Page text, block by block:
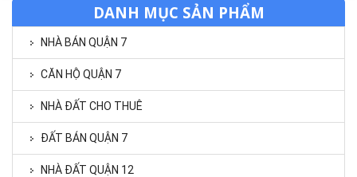
DANH MỤC SẢN PHẨM
NHÀ BÁN QUẬN 7
CĂN HỘ QUẬN 7
NHÀ ĐẤT CHO THUÊ
ĐẤT BÁN QUẬN 7
NHÀ ĐẤT QUẬN 12